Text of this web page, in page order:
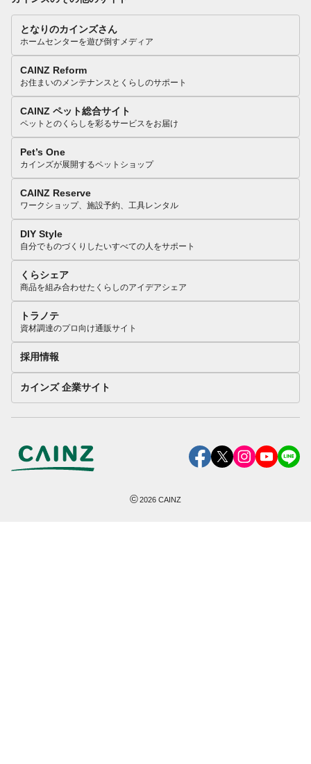
となりのカインズさん
ホームセンターを遊び倒すメディア
CAINZ Reform
お住まいのメンテナンスとくらしのサポート
CAINZ ペット総合サイト
ペットとのくらしを彩るサービスをお届け
Pet’s One
カインズが展開するペットショップ
CAINZ Reserve
ワークショップ、施設予約、工具レンタル
DIY Style
自分でものづくりしたいすべての人をサポート
くらシェア
商品を組み合わせたくらしのアイデアシェア
トラノテ
資材調達のプロ向け通販サイト
採用情報
カインズ 企業サイト
©2026 CAINZ